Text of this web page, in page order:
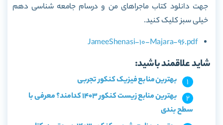
جهت دانلود کتاب ماجراهای من و درسام جامعه شناسی دهم
خیلی سبز کلیک کنید.
JameeShenasi-10-Majara-96.pdf
شاید علاقمند باشید:
بهترین منابع فیزیک کنکور تجربی
بهترین منابع زیست کنکور 1403 کدامند؟ معرفی با
سطح بندی